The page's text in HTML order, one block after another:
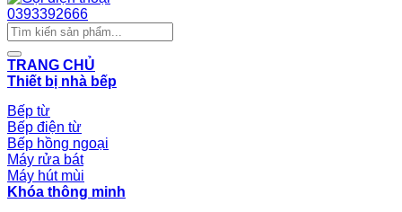
0393392666
Tìm
kiếm:
TRANG CHỦ
Thiết bị nhà bếp
Bếp từ
Bếp điện từ
Bếp hồng ngoại
Máy rửa bát
Máy hút mùi
Khóa thông minh